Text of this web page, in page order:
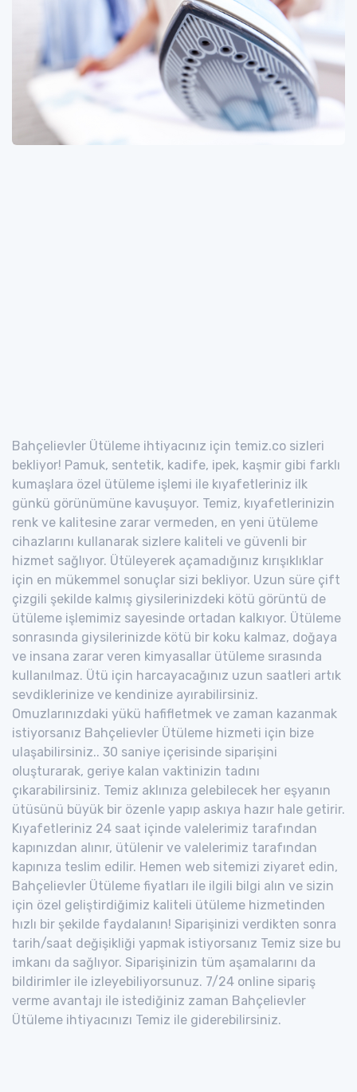
Bahçelievler Ütüleme ihtiyacınız için temiz.co sizleri
bekliyor! Pamuk, sentetik, kadife, ipek, kaşmir gibi farklı
kumaşlara özel ütüleme işlemi ile kıyafetleriniz ilk
günkü görünümüne kavuşuyor. Temiz, kıyafetlerinizin
renk ve kalitesine zarar vermeden, en yeni ütüleme
cihazlarını kullanarak sizlere kaliteli ve güvenli bir
hizmet sağlıyor. Ütüleyerek açamadığınız kırışıklıklar
için en mükemmel sonuçlar sizi bekliyor. Uzun süre çift
çizgili şekilde kalmış giysilerinizdeki kötü görüntü de
ütüleme işlemimiz sayesinde ortadan kalkıyor. Ütüleme
sonrasında giysilerinizde kötü bir koku kalmaz, doğaya
ve insana zarar veren kimyasallar ütüleme sırasında
kullanılmaz. Ütü için harcayacağınız uzun saatleri artık
sevdiklerinize ve kendinize ayırabilirsiniz.
Omuzlarınızdaki yükü hafifletmek ve zaman kazanmak
istiyorsanız Bahçelievler Ütüleme hizmeti için bize
ulaşabilirsiniz.. 30 saniye içerisinde siparişini
oluşturarak, geriye kalan vaktinizin tadını
çıkarabilirsiniz. Temiz aklınıza gelebilecek her eşyanın
ütüsünü büyük bir özenle yapıp askıya hazır hale getirir.
Kıyafetleriniz 24 saat içinde valelerimiz tarafından
kapınızdan alınır, ütülenir ve valelerimiz tarafından
kapınıza teslim edilir. Hemen web sitemizi ziyaret edin,
Bahçelievler Ütüleme fiyatları ile ilgili bilgi alın ve sizin
için özel geliştirdiğimiz kaliteli ütüleme hizmetinden
hızlı bir şekilde faydalanın! Siparişinizi verdikten sonra
tarih/saat değişikliği yapmak istiyorsanız Temiz size bu
imkanı da sağlıyor. Siparişinizin tüm aşamalarını da
bildirimler ile izleyebiliyorsunuz. 7/24 online sipariş
verme avantajı ile istediğiniz zaman Bahçelievler
Ütüleme ihtiyacınızı Temiz ile giderebilirsiniz.